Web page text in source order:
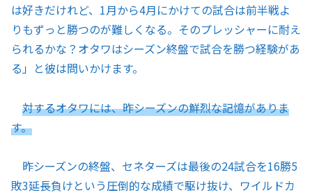
は好きだけれど、1月から4月にかけての試合は前半戦よ
りもずっと勝つのが難しくなる。そのプレッシャーに耐え
られるかな？オタワはシーズン終盤で試合を勝つ経験があ
る」と彼は問いかけます。
対するオタワには、昨シーズンの鮮烈な記憶がありま
す。
昨シーズンの終盤、セネターズは最後の24試合を16勝5
敗3延長負けという圧倒的な成績で駆け抜け、ワイルドカ